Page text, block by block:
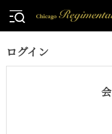
ログイン